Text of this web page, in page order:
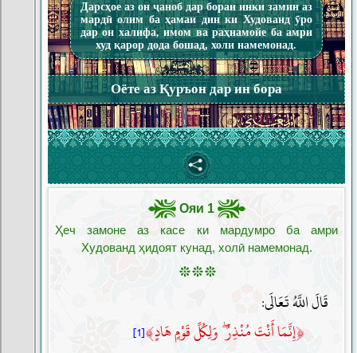
Дарсҳое аз он ҷаноб дар бораи инки замин аз
мардӣ олим ба ҳамаи дин ки Худованд ӯро
дар он халифа, имом ва раҳнамойе ба амри
худ қарор дода бошад, холи намемонад.
Оёте аз Қуръон дар ин бора
Ояи 1
Ҳеч замоне аз касе ки мардумро ба амри
Худованд ҳидоят кунад, холӣ намемонад.
قَالَ اللَّهُ تَعَالَى:
﴿إِنَّمَا أَنْتَ مُنْذِرٌ ۖ وَلِكُلِّ قَوْمٍ هَادٍ﴾[1]